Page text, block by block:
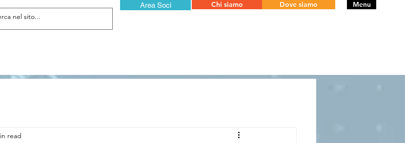
Area Soci Chi siamo Dove siamo Menu
read